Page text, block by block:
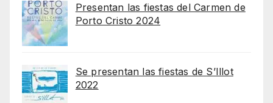
Presentan las fiestas del Carmen de
Porto Cristo 2024
Se presentan las fiestas de S’Illot
2022